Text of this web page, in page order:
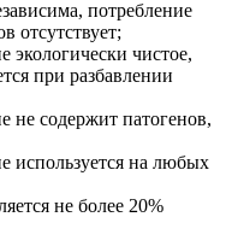
потребление
отсутствует;
экологически чистое,
при разбавлении
не содержит патогенов,
используется на любых
не более 20%